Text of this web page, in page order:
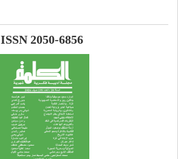
ISSN 2050-6856